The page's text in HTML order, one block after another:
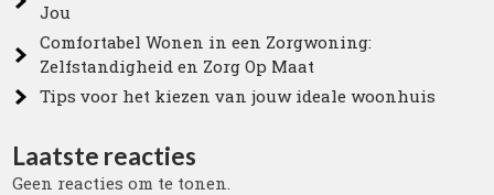
Jou
Comfortabel Wonen in een Zorgwoning:
Zelfstandigheid en Zorg Op Maat
Tips voor het kiezen van jouw ideale woonhuis
Laatste reacties
Geen reacties om te tonen.